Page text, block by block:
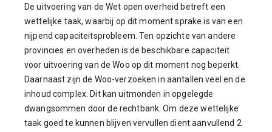
De uitvoering van de Wet open overheid betreft een
wettelijke taak, waarbij op dit moment sprake is van een
nijpend capaciteitsprobleem. Ten opzichte van andere
provincies en overheden is de beschikbare capaciteit
voor uitvoering van de Woo op dit moment nog beperkt.
Daarnaast zijn de Woo-verzoeken in aantallen veel en de
inhoud complex. Dit kan uitmonden in opgelegde
dwangsommen door de rechtbank. Om deze wettelijke
taak goed te kunnen blijven vervullen dient aanvullend 2